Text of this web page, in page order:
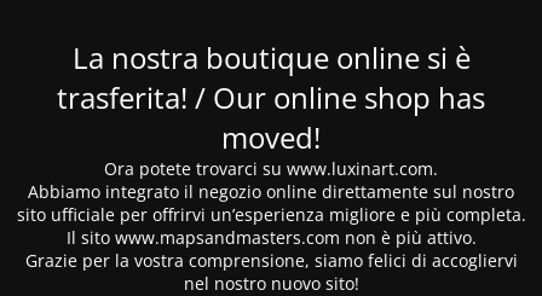
La nostra boutique online si è
trasferita! / Our online shop has
moved!
Ora potete trovarci su www.luxinart.com.
Abbiamo integrato il negozio online direttamente sul nostro
sito ufficiale per offrirvi un’esperienza migliore e più completa.
Il sito www.mapsandmasters.com non è più attivo.
Grazie per la vostra comprensione, siamo felici di accogliervi
nel nostro nuovo sito!